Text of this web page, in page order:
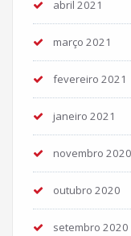
abril 2021
março 2021
fevereiro 2021
janeiro 2021
novembro 2020
outubro 2020
setembro 2020